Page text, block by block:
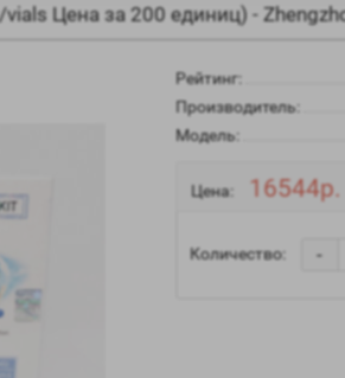
Цена за 200 единиц) -
Рейтинг:
Производитель:
Модель:
Цена: 16544р.
Количество: -